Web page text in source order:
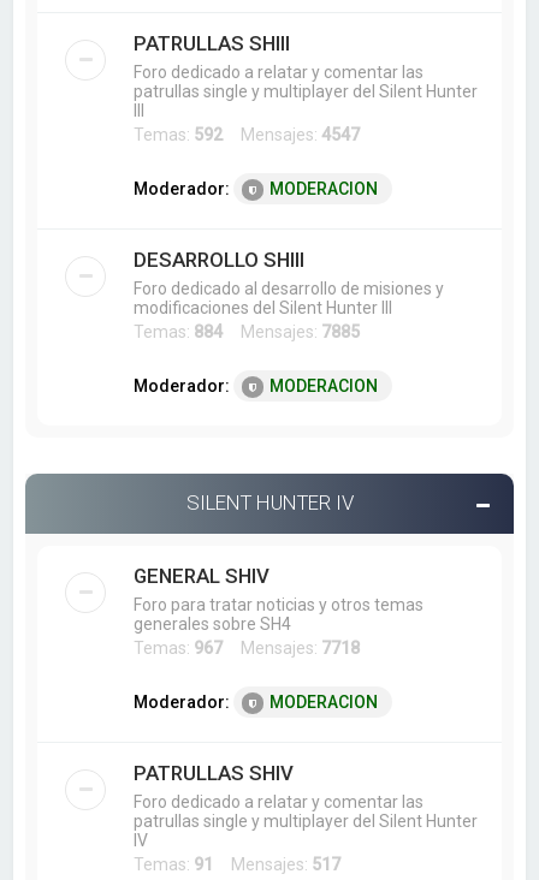
PATRULLAS SHIII
Foro dedicado a relatar y comentar las
patrullas single y multiplayer del Silent Hunter
Temas: 592Mensajes:4547
Moderador: MODERACION
DESARROLLO SHIII
Foro dedicado al desarrollo de misiones y
modificaciones del Silent Hunter III
Temas: 884 Mensajes: 7885
Moderador: MODERACION
SILENT HUNTER IV
GENERAL SHIV
Foro para tratar noticias y otros temas
generales sobre SH4
Temas: 967Mensajes: 7718
Moderador: MODERACION
PATRULLAS SHIV
Foro dedicado a relatar y comentar las
patrullas single y multiplayer del Silent Hunter
IV
Temas: 91 Mensajes: 517